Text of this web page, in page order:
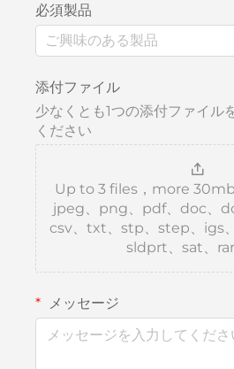
必須製品
添付ファイル
少なくとも1つの添付ファイル
ください
Up to 3 files，more
jpeg、png、pdf、doc、
csv、txt、stp、step、igs
sldprt、sat、
メッセージ